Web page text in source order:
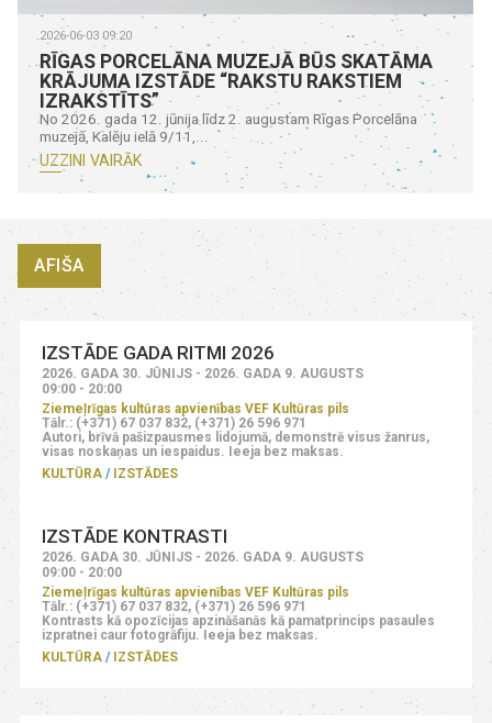
2026-06-03 09:20
RĪGAS PORCELĀNA MUZEJĀ BŪS SKATĀMA
KRĀJUMA IZSTĀDE “RAKSTU RAKSTIEM
IZRAKSTĪTS”
No 2026. gada 12. jūnija līdz 2. augustam Rīgas Porcelāna
muzejā, Kalēju ielā 9/11,...
UZZINI VAIRĀK
AFIŠA
IZSTĀDE GADA RITMI 2026
2026. GADA 30. JŪNIJS - 2026. GADA 9. AUGUSTS
09:00 - 20:00
Ziemeļrīgas kultūras apvienības VEF Kultūras pils
Tālr.: (+371) 67 037 832, (+371) 26 596 971
Autori, brīvā pašizpausmes lidojumā, demonstrē visus žanrus,
visas noskaņas un iespaidus. Ieeja bez maksas.
KULTŪRA
IZSTĀDES
IZSTĀDE KONTRASTI
2026. GADA 30. JŪNIJS - 2026. GADA 9. AUGUSTS
09:00 - 20:00
Ziemeļrīgas kultūras apvienības VEF Kultūras pils
Tālr.: (+371) 67 037 832, (+371) 26 596 971
Kontrasts kā opozīcijas apzināšanās kā pamatprincips pasaules
izpratnei caur fotogrāfiju. Ieeja bez maksas.
KULTŪRA
IZSTĀDES